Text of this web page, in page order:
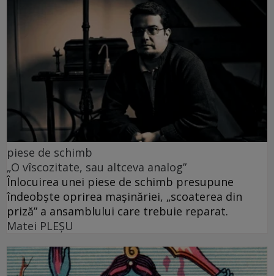
piese de schimb
„O vîscozitate, sau altceva analog”
Înlocuirea unei piese de schimb presupune
îndeobște oprirea mașinăriei, „scoaterea din
priză” a ansamblului care trebuie reparat.
Matei PLEŞU